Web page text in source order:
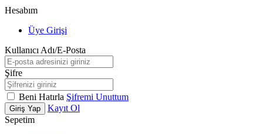
Hesabım
Üye Girişi
Kullanıcı Adı/E-Posta
Şifre
Beni Hatırla Şifremi Unuttum
Giriş Yap
Kayıt Ol
Sepetim